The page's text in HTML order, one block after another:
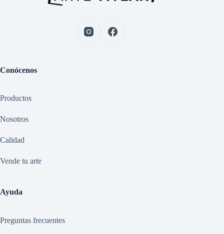
Conócenos
Productos
Nosotros
Calidad
Vende tu arte
Ayuda
Preguntas frecuentes